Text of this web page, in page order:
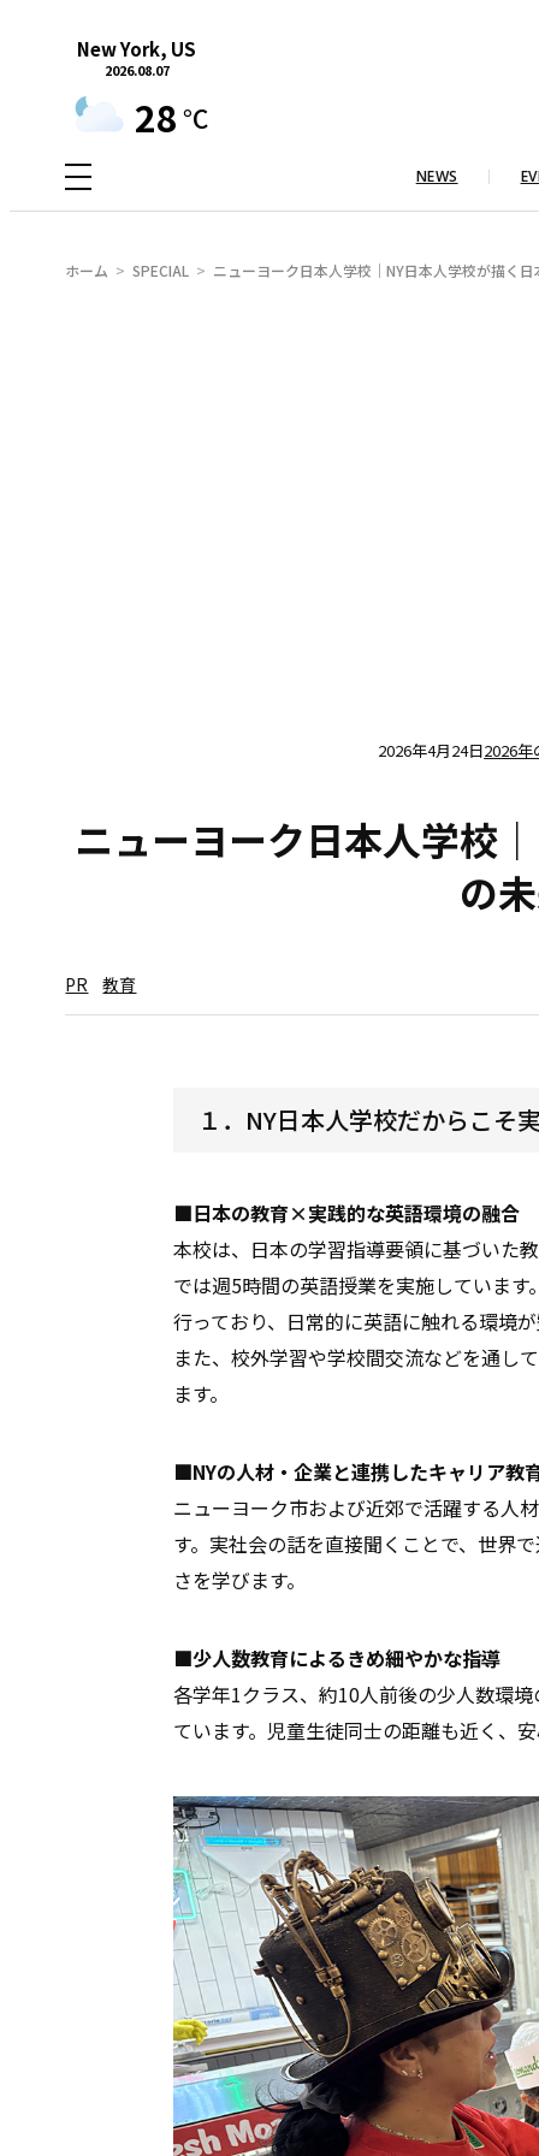
New York, US
2026.08.07
28 °C
NEWS
ホーム SPECIAL ニューヨーク日本人学校｜NY日本人学校が描く
2026年4月24日2026年
ニューヨーク日本人学校
の
PR 教育
１．NY日本人学校だからこそ
■日本の教育×実践的な英語環境の融合
本校は、日本の学習指導要領に基づいた
では週5時間の英語授業を実施していま
行っており、日常的に英語に触れる環境
また、校外学習や学校間交流などを通し
ます。
■NYの人材・企業と連携したキャリア教
ニューヨーク市および近郊で活躍する人
す。実社会の話を直接聞くことで、世界
さを学びます。
■少人数教育によるきめ細やかな指導
各学年1クラス、約10人前後の少人数環
ています。児童生徒同士の距離も近く、